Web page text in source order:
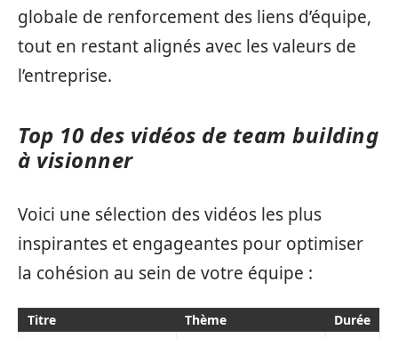
globale de renforcement des liens d’équipe,
tout en restant alignés avec les valeurs de
l’entreprise.
Top 10 des vidéos de team building
à visionner
Voici une sélection des vidéos les plus
inspirantes et engageantes pour optimiser
la cohésion au sein de votre équipe :
Titre Thème Durée